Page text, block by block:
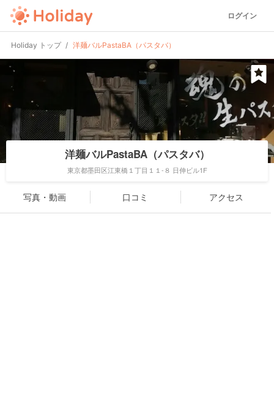
ログイン
Holiday トップ 洋麺バルPastaBA（パスタバ）
洋麺バルPastaBA（パスタバ）
東京都墨田区江東橋１丁目１１-８ 日伸ビル1F
写真・動画 口コミ アクセス